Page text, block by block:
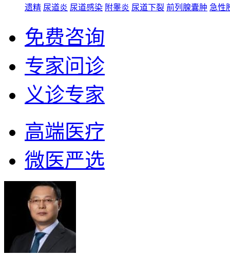
遗精 尿道炎 尿道感染 附睾炎 尿道下裂 前列腺囊肿 急性
免费咨询
专家问诊
义诊专家
高端医疗
微医严选